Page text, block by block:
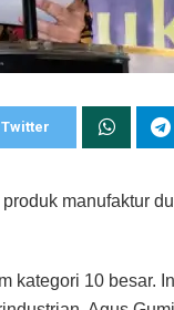
manufaktur
kategori 10 besar.